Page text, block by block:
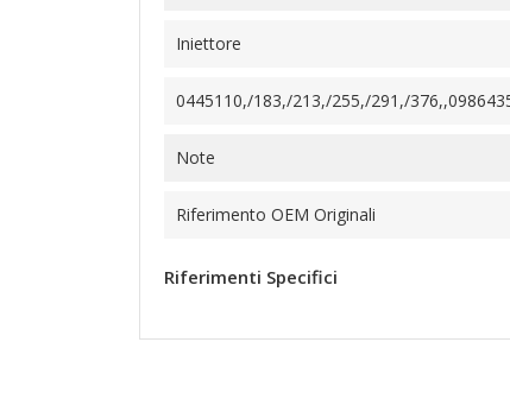
Iniettore
0445110,/183,/213,/255,/291,/
Note
Riferimento OEM Originali
Riferimenti Specifici